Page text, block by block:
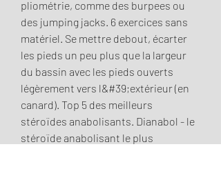
pliométrie, comme des burpees ou
des jumping jacks. 6 exercices sans
matériel. Se mettre debout, écarter
les pieds un peu plus que la largeur
du bassin avec les pieds ouverts
légèrement vers l&#39;extérieur (en
canard). Top 5 des meilleurs
stéroïdes anabolisants. Dianabol - le
stéroïde anabolisant le plus